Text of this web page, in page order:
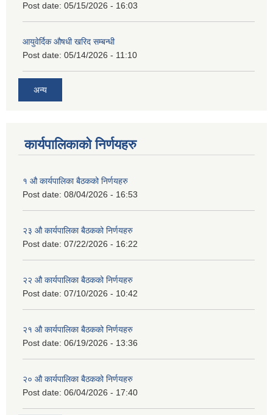
Post date: 05/15/2026 - 16:03
आयुवेर्दिक औषधी खरिद सम्बन्धी
Post date: 05/14/2026 - 11:10
अन्य
कार्यपालिकाको निर्णयहरु
१ औ कार्यपालिका बैठकको निर्णयहरु
Post date: 08/04/2026 - 16:53
२३ औ कार्यपालिका बैठकको निर्णयहरु
Post date: 07/22/2026 - 16:22
२२ औ कार्यपालिका बैठकको निर्णयहरु
Post date: 07/10/2026 - 10:42
२१ औ कार्यपालिका बैठकको निर्णयहरु
Post date: 06/19/2026 - 13:36
२० औ कार्यपालिका बैठकको निर्णयहरु
Post date: 06/04/2026 - 17:40